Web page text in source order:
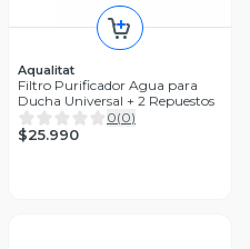
Aqualitat
Filtro Purificador Agua para
Ducha Universal + 2 Repuestos
0(0)
$25.990